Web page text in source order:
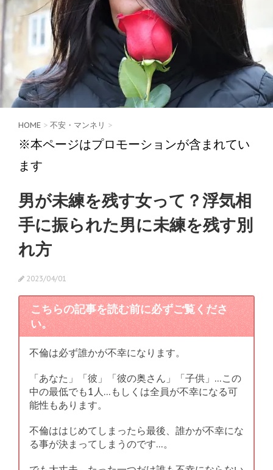
HOME > 不安・マンネリ >
※本ページはプロモーションが含まれてい
ます
男が未練を残す女って？浮気相
手に振られた男に未練を残す別
れ方
2023/04/01
こちらの記事を読む前に必ずご覧くださ
い。
不倫は必ず誰かが不幸になります。
「あなた」「彼」「彼の奥さん」「子供」…この
中の最低でも1人…もしくは全員が不幸になる可
能性もあります。
不倫ははじめてしまったら最後、誰かが不幸にな
る事が決まってしまうのです…。